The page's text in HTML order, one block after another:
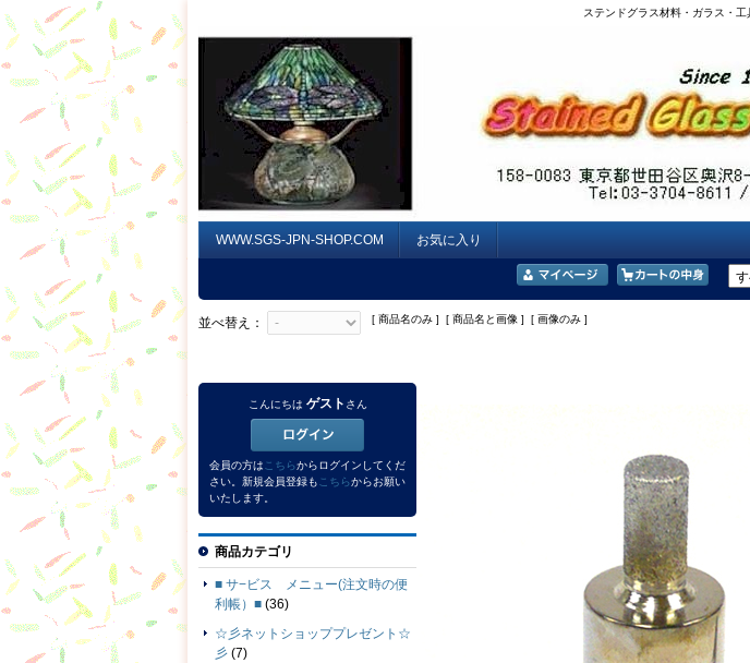
ステンドグラス材料・ガラス・
WWW.SGS-JPN-SHOP.COM お気に入り
並べ替え： [ 商品名のみ ] [ 商品名と画像 ] [ 画像のみ ]
こんにちは ゲスト さん
会員の方はこちらからログインしてくだ
さい。新規会員登録もこちらからお願い
いたします。
商品カテゴリ
■ サ−ビス メニュー(注文時の便
利帳）■ (36)
☆彡ネットショッププレゼント☆
彡 (7)